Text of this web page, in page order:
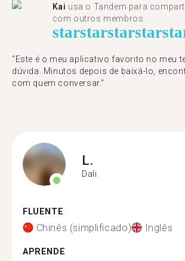
Kai usa o Tandem para
com outros membros.
starstarstarstar
"Este é o meu aplicativo favorito no meu
dúvida. Minutos depois de baixá-lo,
com quem conversar."
L.
Dali
FLUENTE
Chinês (simplificado) Inglês
APRENDE